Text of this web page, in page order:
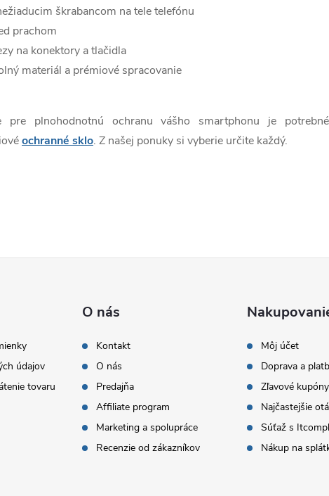
škrabancom na tele telefónu
prachom
na konektory a tlačidla
materiál a prémiové spracovanie
pre plnohodnotnú ochranu vášho smartphonu je potrebné
ochranné sklo. Z našej ponuky si vyberie určite každý.
údajov
tovaru
O nás
Kontakt
O nás
Predajňa
Affiliate program
Marketing a spolupráce
Recenzie od zákazníkov
Môj účet
Doprava a
Zľavové kupóny
Najčastejšie
Súťaž s
Nákup na